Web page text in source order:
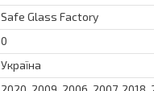
Safe Glass Factory
0
Україна